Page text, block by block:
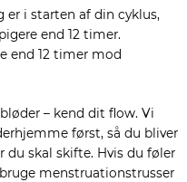
er i starten af din cyklus,
end 12 timer.
end 12 timer mod
– kend dit flow. Vi
først, så du bliver
du skal skifte. Hvis du føler
menstruationstrusser